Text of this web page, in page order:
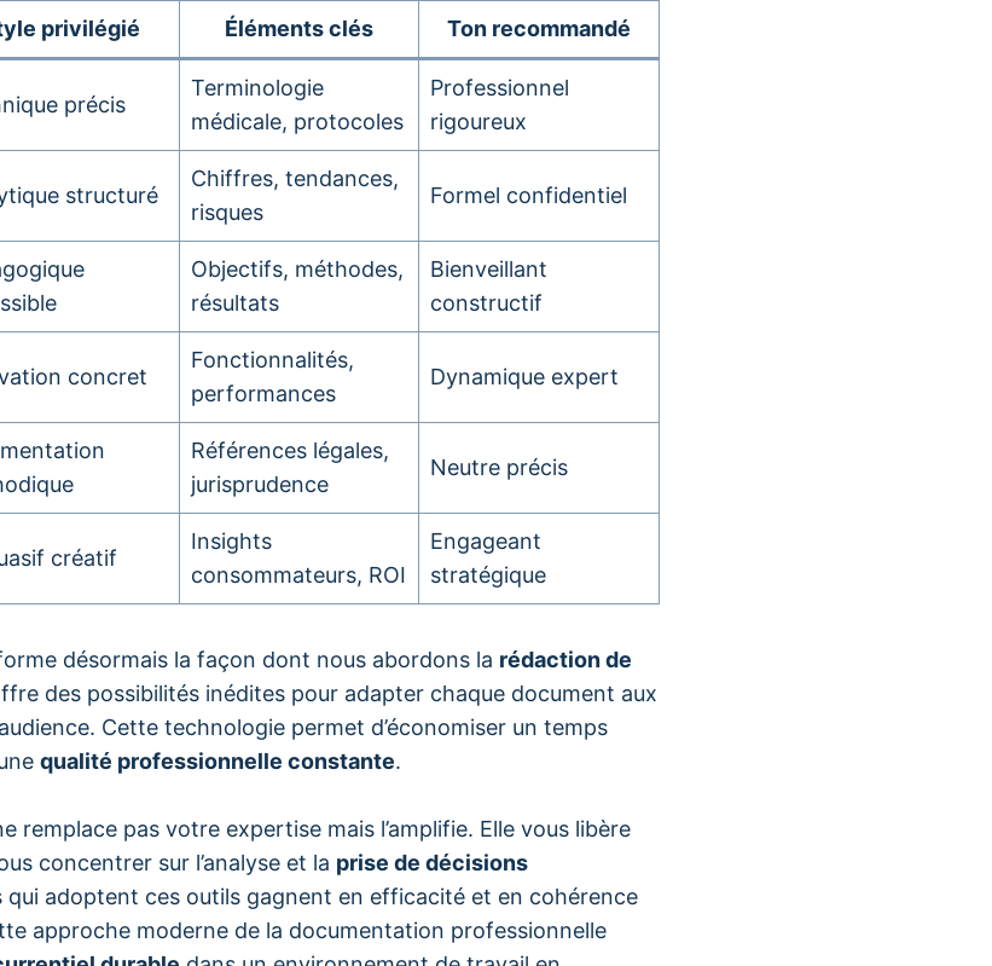
privilégié Éléments clés Ton recommandé
précis
Terminologie
médicale, protocoles
Professionnel
rigoureux
structuré
Chiffres, tendances,
risques
Formel confidentiel
Objectifs, méthodes,
résultats
Bienveillant
constructif
concret
Fonctionnalités,
performances
Dynamique expert
Références légales,
jurisprudence
Neutre précis
créatif
Insights
consommateurs, ROI
Engageant
stratégique
désormais la façon dont nous abordons la rédaction de
des possibilités inédites pour adapter chaque document aux
Cette technologie permet d’économiser un temps
qualité professionnelle constante.
remplace pas votre expertise mais l’amplifie. Elle vous libère
concentrer sur l’analyse et la prise de décisions
qui adoptent ces outils gagnent en efficacité et en cohérence
approche moderne de la documentation professionnelle